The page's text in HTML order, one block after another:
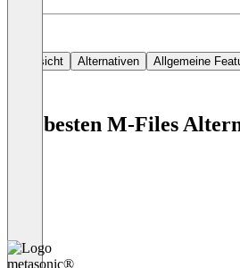
Übersicht Alternativen Allgemeine
Die besten M-Files
metasonic®